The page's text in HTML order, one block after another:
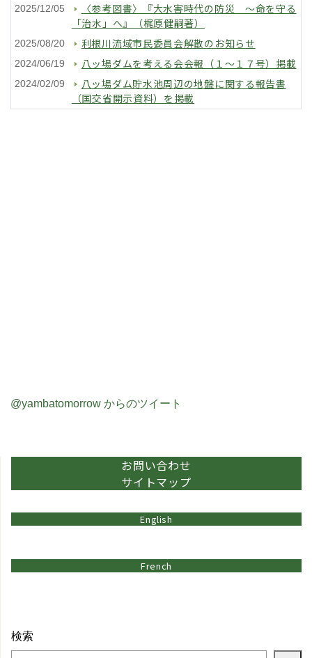
2025/12/05
〈参考図書〉『大水害時代の防災 ～命を守る
「治水」へ』（梶原健嗣著）
2025/08/20 利根川流域市民委員会解散のお知らせ
2024/06/19 八ッ場ダムを考える会会報（１～１７号）掲載
2024/02/09
八ッ場ダム貯水池周辺の地盤に関する報告書
（国交省開示資料）を掲載
@yambatomorrow からのツイート
お問い合わせ
サイトマップ
English
French
検索